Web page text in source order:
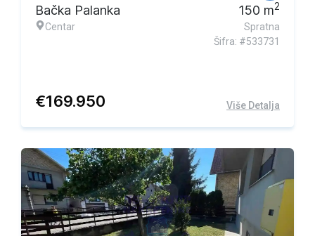
Bačka Palanka
Centar
150 m2
Spratna
Šifra: #533731
€169.950 Više Detalja